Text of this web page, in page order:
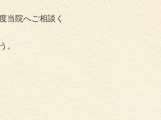
当院へご相談く
。